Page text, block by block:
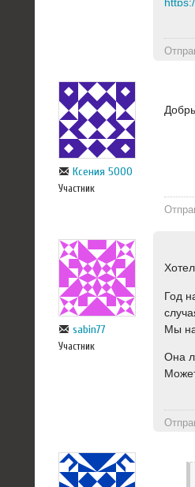
Ксения 5000
Участник
sabin77
Участник
Год
Мы
Она